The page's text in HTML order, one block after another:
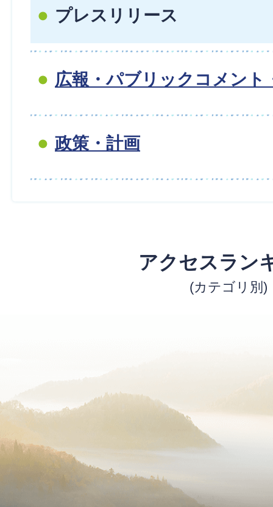
プレスリリース
広報・パブリックコメント
政策・計画
アクセスラン
(カテゴリ別)